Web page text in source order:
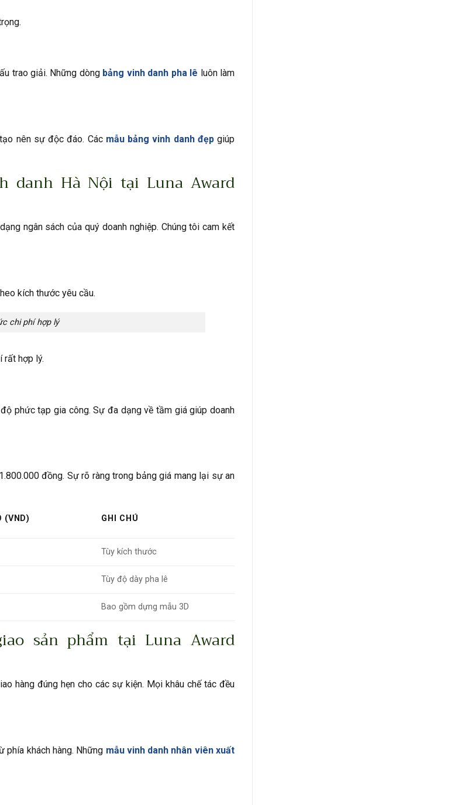
trao giải. Những dòng bảng vinh danh pha lê luôn làm
nên sự độc đáo. Các mẫu bảng vinh danh đẹpgiúp
danh Hà Nội tại Luna Award
ngân sách của quý doanh nghiệp. Chúng tôi cam kết
kích thước yêu cầu.
chi phí hợp lý
rất hợp lý.
phức tạp gia công. Sự đa dạng về tầm giá giúp doanh
đồng. Sự rõ ràng trong bảng giá mang lại sự an
(VND) GHI CHÚ
Tùy kích thước
Tùy độ dày pha lê
Bao gồm dựng mẫu 3D
sản phẩm tại Luna Award
hàng đúng hẹn cho các sự kiện. Mọi khâu chế tác đều
phía khách hàng. Những mẫu vinh danh nhân viên xuất